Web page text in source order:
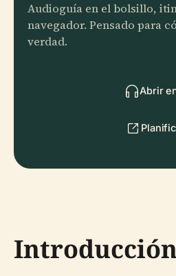
Audioguía en el bolsillo,
navegador. Pensado para
verdad.
Abrir
Introducción